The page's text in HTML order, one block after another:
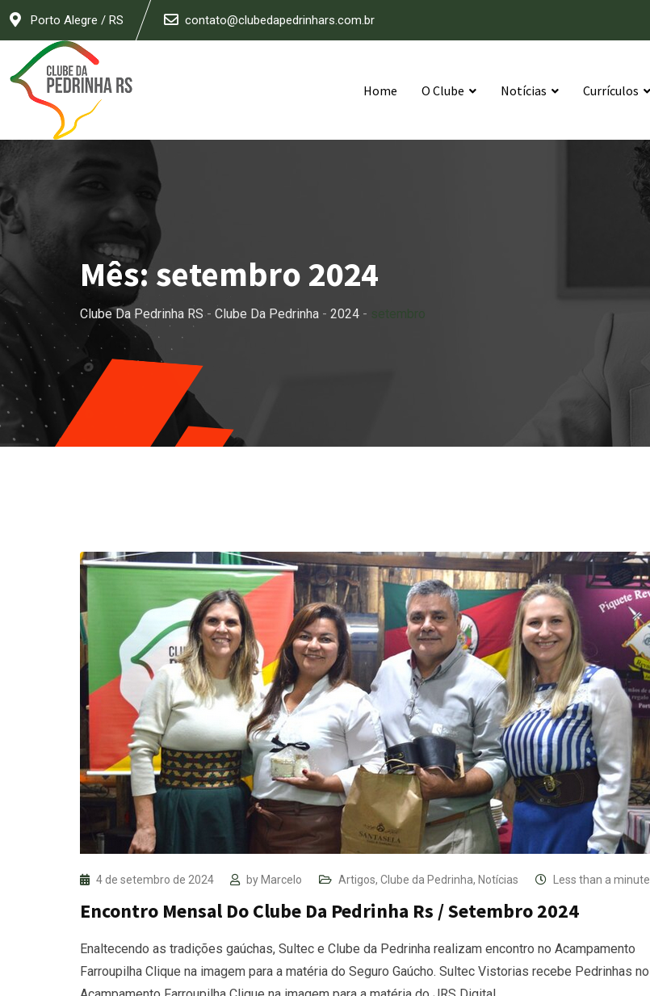
Skip
content
Porto Alegre / RS contato@clubedapedrinhars.com.br
Home O Clube Notícias Currículos
Mês:setembro 2024
Clube Da Pedrinha RS - Clube Da Pedrinha - 2024 - setembro
4 de setembro de 2024 by Marcelo Artigos, Clube da Pedrinha, Notícias Less than a minute
Encontro Mensal Do Clube Da Pedrinha Rs / Setembro 2024
Enaltecendo as tradições gaúchas, Sultec e Clube da Pedrinha realizam encontro no Acampamento
Farroupilha Clique na imagem para a matéria do Seguro Gaúcho. Sultec Vistorias recebe Pedrinhas no